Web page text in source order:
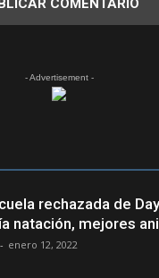
- Advertisement -
rechazada de
natación, mejores
- enero 12, 2022